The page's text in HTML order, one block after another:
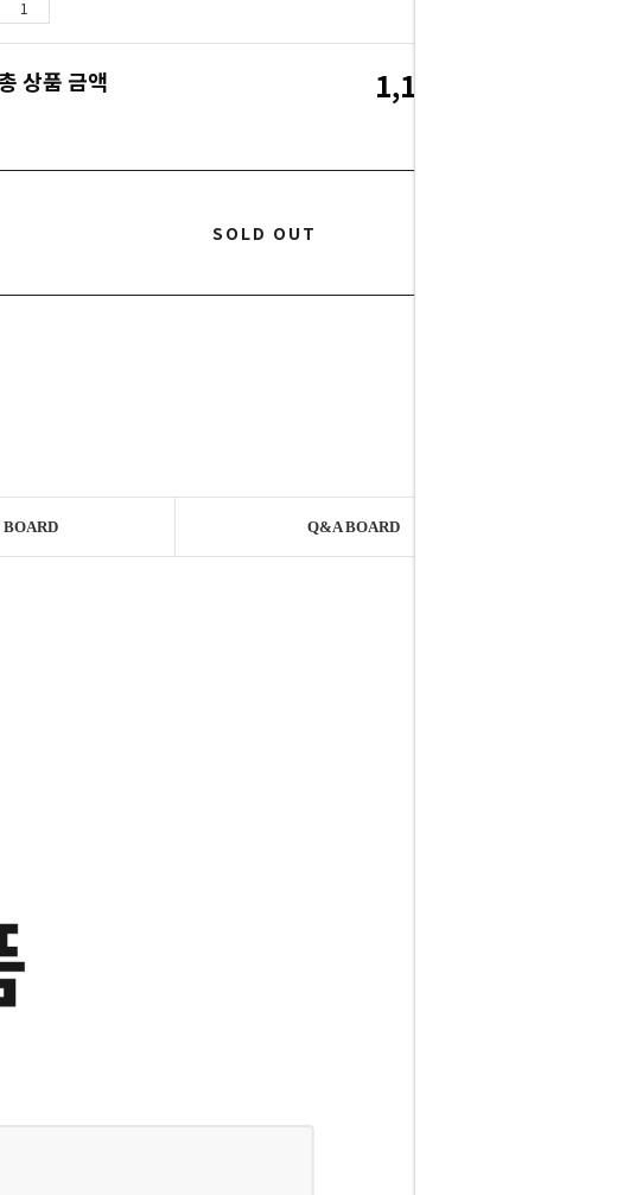
상품 금액 1,150,000
SOLD OUT
Q&A BOARD